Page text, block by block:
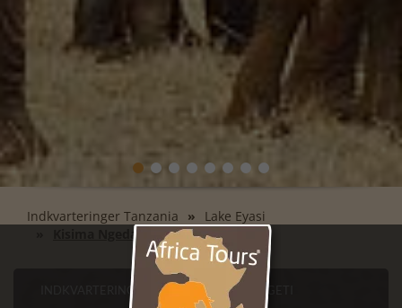
Indkvarteringer Tanzania
Lake Eyasi
Kisima Ngeda Tented Camp
INDKVARTERINGER TANZANIA
SERENGETI